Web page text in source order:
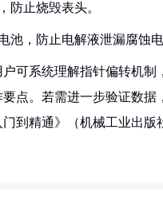
防止烧毁表头。
池，防止电解液泄漏腐蚀电
可系统理解指针偏转机制
点。若需进一步验证数据
门到精通》（机械工业出版